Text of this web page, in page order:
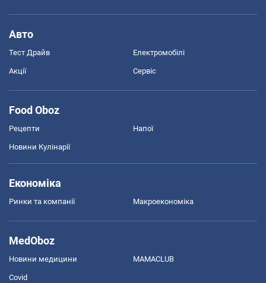
Авто
Тест Драйв Електромобілі
Акції Сервіс
Food Oboz
Рецепти Напої
Новини Кулінарії
Економіка
Ринки та компанії Макроекономіка
MedOboz
Новини медицини MAMACLUB
Covid